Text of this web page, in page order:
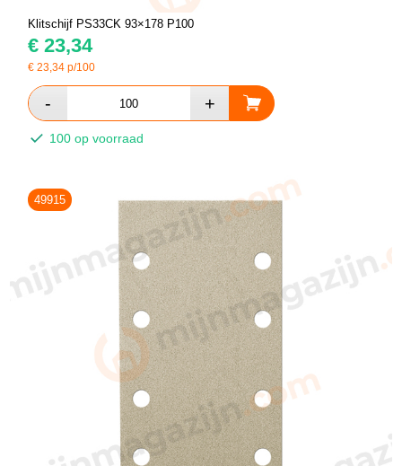
Klitschijf PS33CK 93×178 P100
€ 23,34
€23,34 p/100
100 op voorraad
49915